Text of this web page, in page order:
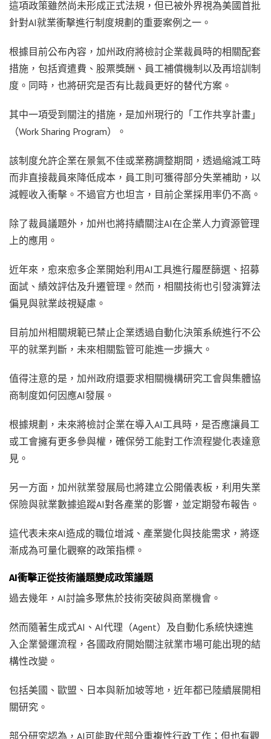
這項政策雖然尚未形成正式法規，但已被外界視為美國首批
針對AI就業衝擊進行制度規劃的重要案例之一。
根據目前公布內容，加州政府將檢討企業裁員時的相關配套
措施，包括資遣費、股票獎酬、員工補償機制以及再培訓制
度。同時，也將研究是否有比裁員更好的替代方案。
其中一項受到關注的措施，是加州現行的「工作共享計畫」
（Work Sharing Program）。
該制度允許企業在景氣不佳或業務調整期間，透過縮減工時
而非直接裁員來降低成本，員工則可獲得部分失業補助，以
減輕收入衝擊。不過官方也坦言，目前企業採用率仍不高。
除了裁員議題外，加州也將持續關注AI在企業人力資源管理
上的應用。
近年來，愈來愈多企業開始利用AI工具進行履歷篩選、招募
面試、績效評估及升遷管理。然而，相關技術也引發演算法
偏見與就業歧視疑慮。
目前加州相關規範已禁止企業透過自動化決策系統進行不公
平的就業判斷，未來相關監管可能進一步擴大。
值得注意的是，加州政府還要求相關機構研究工會與集體協
商制度如何因應AI發展。
根據規劃，未來將檢討企業在導入AI工具時，是否應讓員工
或工會擁有更多參與權，確保勞工能對工作流程變化表達意
見。
另一方面，加州就業發展局也將建立公開儀表板，利用失業
保險與就業數據追蹤AI對各產業的影響，並定期發布報告。
這代表未來AI造成的職位增減、產業變化與技能需求，將逐
漸成為可量化觀察的政策指標。
AI衝擊正從技術議題變成政策議題
過去幾年，AI討論多聚焦於技術突破與商業機會。
然而隨著生成式AI、AI代理（Agent）及自動化系統快速進
入企業營運流程，各國政府開始關注就業市場可能出現的結
構性改變。
包括美國、歐盟、日本與新加坡等地，近年都已陸續展開相
關研究。
部分研究認為，AI可能取代部分重複性行政工作；但也有觀